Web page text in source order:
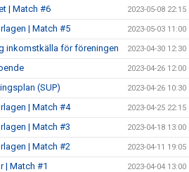
| Match #6 2023-05-08 22:15
| Match #5 2023-05-03 11:00
inkomstkälla för föreningen 2023-04-30 12:30
2023-04-26 12:00
(SUP) 2023-04-26 10:30
| Match #4 2023-04-25 22:15
| Match #3 2023-04-18 13:00
| Match #2 2023-04-11 19:05
| Match #1 2023-04-04 13:00